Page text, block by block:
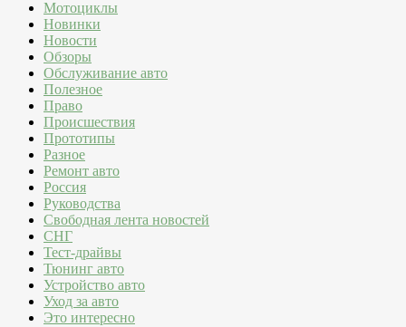
Мотоциклы
Новинки
Новости
Обзоры
Обслуживание авто
Полезное
Право
Происшествия
Прототипы
Разное
Ремонт авто
Россия
Руководства
Свободная лента новостей
СНГ
Тест-драйвы
Тюнинг авто
Устройство авто
Уход за авто
Это интересно